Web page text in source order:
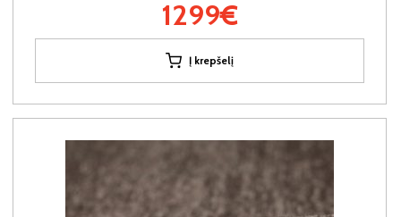
1299€
Į krepšelį